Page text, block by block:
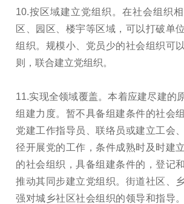
10.按区域建立党组织。在社会组织
区、园区、楼宇等区域，可以打破单
组织。规模小、党员少的社会组织可
则，联合建立党组织。
11.实现全领域覆盖。本着应建尽建的
组建力度。暂不具备组建条件的社会
党建工作指导员、联络员或建立工会
径开展党的工作，条件成熟时及时建
的社会组织，具备组建条件的，登记
推动其同步建立党组织。街道社区、
强对城乡社区社会组织的领导和指导